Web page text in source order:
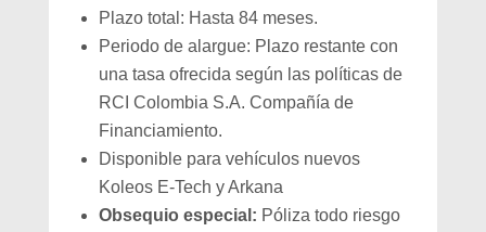
Plazo total: Hasta 84 meses.
Periodo de alargue: Plazo restante con
una tasa ofrecida según las políticas de
RCI Colombia S.A. Compañía de
Financiamiento.
Disponible para vehículos nuevos
Koleos E-Tech y Arkana
Obsequio especial: Póliza todo riesgo